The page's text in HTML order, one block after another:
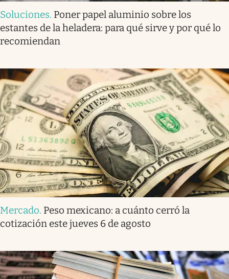
Soluciones. Poner papel aluminio sobre los
estantes de la heladera: para qué sirve y por qué lo
recomiendan
Mercado. Peso mexicano: a cuánto cerró la
cotización este jueves 6 de agosto